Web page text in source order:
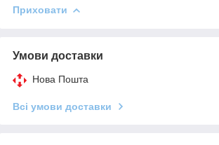
Приховати
Умови доставки
Нова Пошта
Всі умови доставки